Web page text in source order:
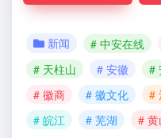
新闻 # 中安在线
# 天柱山
# 安徽 #
# 徽商
# 徽文化 #
# 皖江
# 芜湖 # 黄